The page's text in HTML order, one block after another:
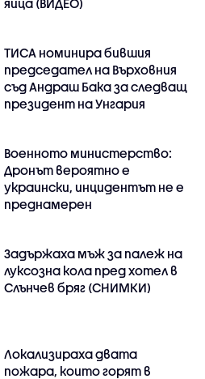
яйца (ВИДЕО)
ТИСА номинира бившия
председател на Върховния
съд Андраш Бака за следващ
президент на Унгария
Военното министерство:
Дронът вероятно е
украински, инцидентът не е
преднамерен
Задържаха мъж за палеж на
луксозна кола пред хотел в
Слънчев бряг (СНИМКИ)
Локализираха двата
пожара, които горят в